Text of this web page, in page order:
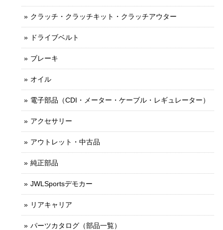
クラッチ・クラッチキット・クラッチアウター
ドライブベルト
ブレーキ
オイル
電子部品（CDI・メーター・ケーブル・レギュレーター）
アクセサリー
アウトレット・中古品
純正部品
JWLSportsデモカー
リアキャリア
パーツカタログ（部品一覧）